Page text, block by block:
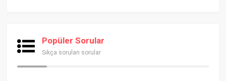
Popüler Sorular
Sıkça sorulan sorular